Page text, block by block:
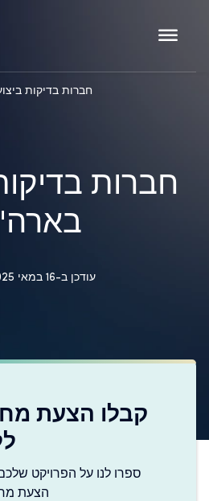
חברות בדיקות
חברות
עודכן ב-16 במאי 2025
קבלו הצעת
ספרו לנו על הפרויקט
הצעת